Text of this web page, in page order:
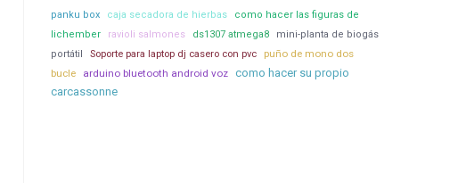
panku box caja secadora de hierbas
como hacer las figuras de
lichember
ravioli salmones ds1307 atmega8
mini-planta de biogás
portátil
Soporte para laptop dj casero con pvc
puño de mono dos
bucle
arduino bluetooth android voz como hacer su propio
carcassonne